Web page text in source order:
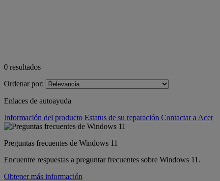
0 resultados
Ordenar por:
Enlaces de autoayuda
Información del producto Estatus de su reparación Contactar a Acer
Preguntas frecuentes de Windows 11
Encuentre respuestas a preguntar frecuentes sobre Windows 11.
Obtener más información